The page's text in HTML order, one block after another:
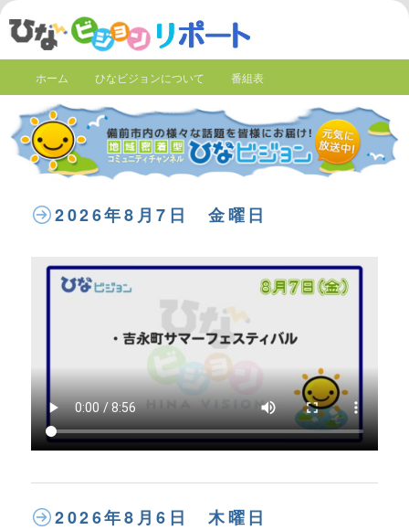
ホーム ひなビジョンについて 番組表
2026年8月7日 金曜日
2026年8月6日 木曜日